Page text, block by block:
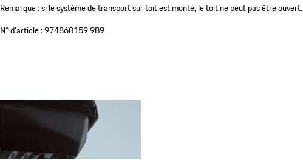
Remarque : si le système de transport sur toit est monté, le toit ne peut pas être ouvert.
N° d'article :974860159 9B9